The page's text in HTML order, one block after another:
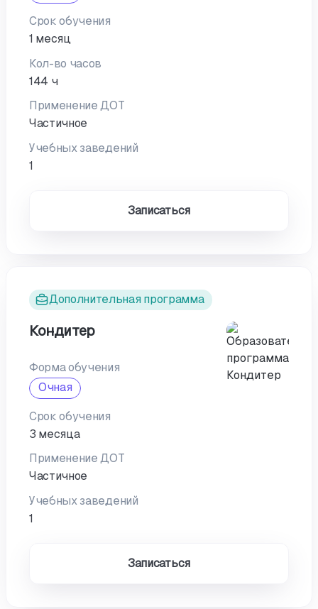
Срок обучения
1 месяц
Кол-во часов
144 ч
Применение ДОТ
Частичное
Учебных заведений
1
Записаться
Дополнительная программа
Кондитер
Форма обучения
Очная
Срок обучения
3 месяца
Применение ДОТ
Частичное
Учебных заведений
1
Записаться